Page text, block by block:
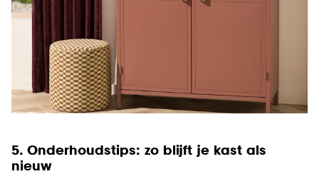
5. Onderhoudstips: zo blijft je kast als
nieuw